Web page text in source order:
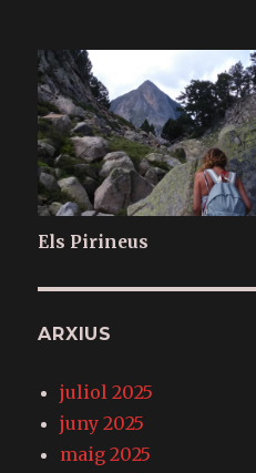
Els Pirineus
ARXIUS
juliol 2025
juny 2025
maig 2025